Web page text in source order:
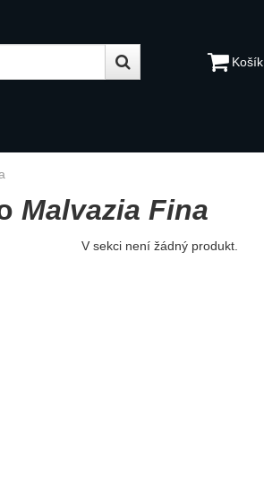
Malvazia Fina
V sekci není žádný produkt.
Košík